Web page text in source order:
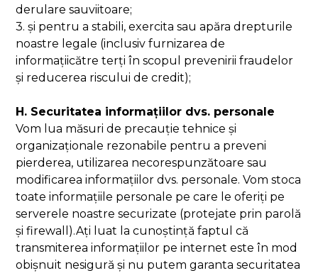
derulare sauviitoare;
3. și pentru a stabili, exercita sau apăra drepturile
noastre legale (inclusiv furnizarea de
informațiicătre terți în scopul prevenirii fraudelor
și reducerea riscului de credit);
H. Securitatea informațiilor dvs. personale
Vom lua măsuri de precauție tehnice și
organizaționale rezonabile pentru a preveni
pierderea, utilizarea necorespunzătoare sau
modificarea informațiilor dvs. personale. Vom stoca
toate informațiile personale pe care le oferiți pe
serverele noastre securizate (protejate prin parolă
și firewall).Ați luat la cunoștință faptul că
transmiterea informațiilor pe internet este în mod
obișnuit nesigură și nu putem garanta securitatea